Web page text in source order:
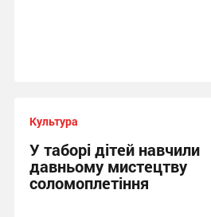
Культура
У таборі дітей навчили
давньому мистецтву
соломоплетіння